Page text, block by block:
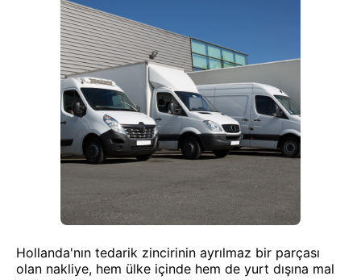
Hollanda'nın tedarik zincirinin ayrılmaz bir parçası
olan nakliye, hem ülke içinde hem de yurt dışına mal